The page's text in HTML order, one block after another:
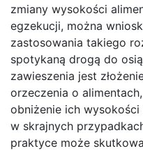
zmiany wysokości
egzekucji, można
zastosowania takiego
spotykaną drogą do
zawieszenia jest
orzeczenia o
obniżenie ich
w skrajnych
praktyce może